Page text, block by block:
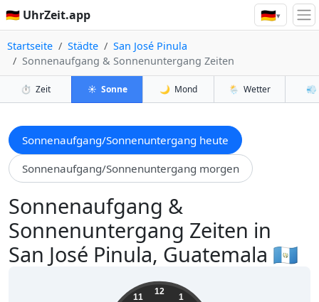
🇩🇪 UhrZeit.app 🇩🇪▾
Startseite Städte
San José Pinula
Sonnenaufgang & Sonnenuntergang Zeiten
⏱️ Zeit ☀️ Sonne 🌙 Mond 🌦️ Wetter 💨
Sonnenaufgang/Sonnenuntergang heute
Sonnenaufgang/Sonnenuntergang morgen
Sonnenaufgang &
Sonnenuntergang Zeiten in
San José Pinula, Guatemala 🇬🇹
12
1
11